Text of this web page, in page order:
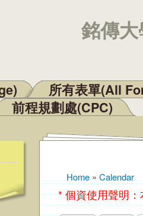
銘傳
所有表單(All
前程規劃處(CPC)
You are here
Home » Calendar
* 個資使用聲明